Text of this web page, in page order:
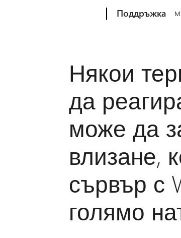
Поддръжка
Някои
да
може да
влизане,
сървър с
голямо